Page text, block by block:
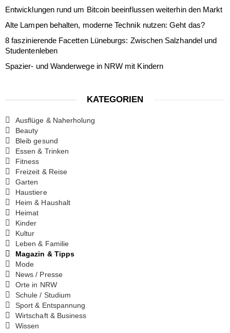
Entwicklungen rund um Bitcoin beeinflussen weiterhin den Markt
Alte Lampen behalten, moderne Technik nutzen: Geht das?
8 faszinierende Facetten Lüneburgs: Zwischen Salzhandel und
Studentenleben
Spazier- und Wanderwege in NRW mit Kindern
KATEGORIEN
Ausflüge & Naherholung
Beauty
Bleib gesund
Essen & Trinken
Fitness
Freizeit & Reise
Garten
Haustiere
Heim & Haushalt
Heimat
Kinder
Kultur
Leben & Familie
Magazin & Tipps
Mode
News / Presse
Orte in NRW
Schule / Studium
Sport & Entspannung
Wirtschaft & Business
Wissen